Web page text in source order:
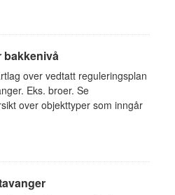
bakkenivå
over vedtatt reguleringsplan
Eks. broer. Se
over objekttyper som inngår